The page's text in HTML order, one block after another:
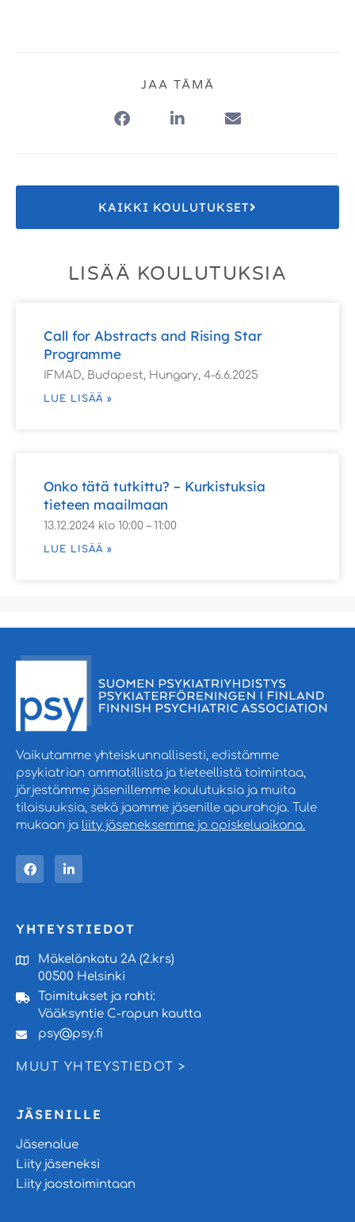
JAA TÄMÄ
KAIKKI KOULUTUKSET
LISÄÄ KOULUTUKSIA
Call for Abstracts and Rising Star
Programme
IFMAD, Budapest, Hungary, 4-6.6.2025
LUE LISÄÄ »
Onko tätä tutkittu? – Kurkistuksia
tieteen maailmaan
13.12.2024 klo 10:00 – 11:00
LUE LISÄÄ »
Vaikutamme yhteiskunnallisesti, edistämme
psykiatrian ammatillista ja tieteellistä toimintaa,
järjestämme jäsenillemme koulutuksia ja muita
tilaisuuksia, sekä jaamme jäsenille apurahoja. Tule
mukaan ja liity jäseneksemme jo opiskeluaikana.
YHTEYSTIEDOT
Mäkelänkatu 2A (2.krs)
00500 Helsinki
Toimitukset ja rahti:
Vääksyntie C-rapun kautta
psy@psy.fi
MUUT YHTEYSTIEDOT >
JÄSENILLE
Jäsenalue
Liity jäseneksi
Liity jaostoimintaan